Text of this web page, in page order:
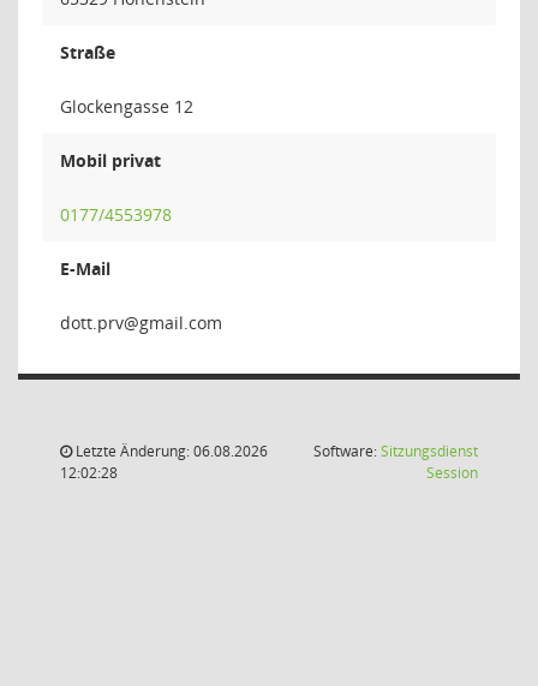
Straße
Glockengasse 12
Mobil privat
0177/4553978
E-Mail
vrp.
Letzte Änderung: 06.08.2026
12:02:28
Software:Sitzungsdienst
Session(Wird in